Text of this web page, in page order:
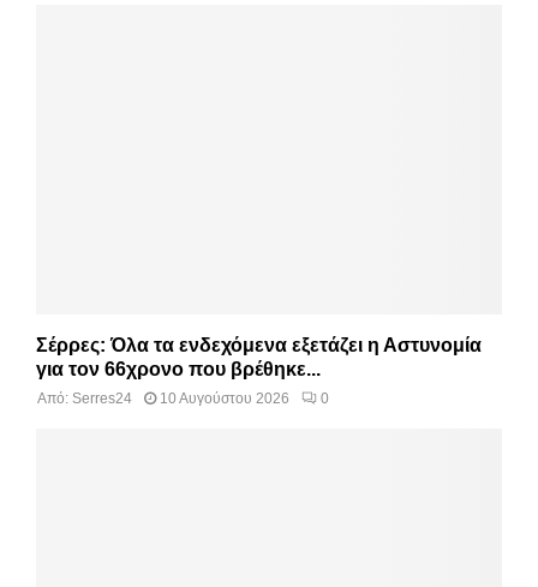
Σέρρες: Όλα τα ενδεχόμενα εξετάζει η Αστυνομία
για τον 66χρονο που βρέθηκε...
Από: Serres24 10 Αυγούστου 2026 0